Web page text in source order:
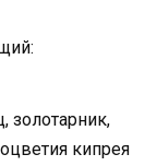
золотарник,
кипрея